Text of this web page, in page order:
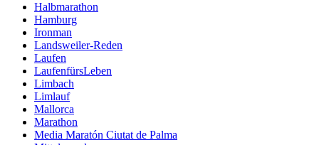
Halbmarathon
Hamburg
Ironman
Landsweiler-Reden
Laufen
LaufenfürsLeben
Limbach
Limlauf
Mallorca
Marathon
Media Maratón Ciutat de Palma